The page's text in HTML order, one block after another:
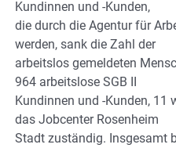
Kundinnen und -Kunden,
die durch die Agentur für
werden, sank die Zahl der
arbeitslos gemeldeten
964 arbeitslose SGB II
Kundinnen und -Kunden, 11
das Jobcenter Rosenheim
Stadt zuständig. Insgesamt